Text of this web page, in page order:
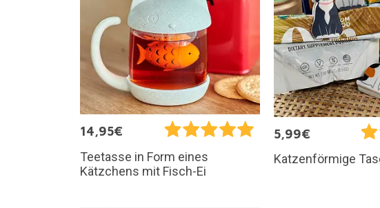
14,95€
Teetasse in Form eines
Kätzchens mit Fisch-Ei
5,99€
Katzenförmige